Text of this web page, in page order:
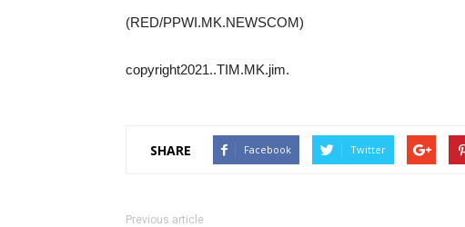
(RED/PPWI.MK.NEWSCOM)
copyright2021..TIM.MK.jim.
SHARE Facebook Twitter
Previous article